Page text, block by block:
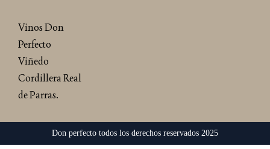
Vinos Don
Perfecto
Viñedo
Cordillera Real
de Parras.
Don perfecto todos los derechos reservados 2025